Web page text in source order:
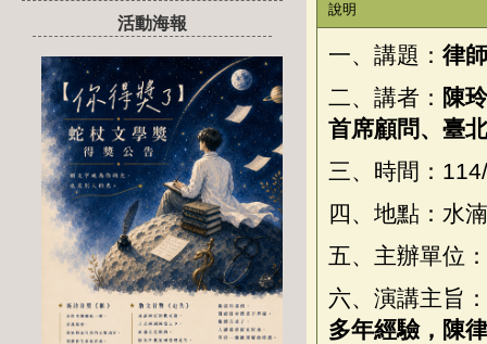
活動海報
說明
一、講題： 律
二、講者： 陳
首席顧問、臺
三、時間：
四、地點：水
五、主辦單位
六、演講主旨：
多年經驗，陳